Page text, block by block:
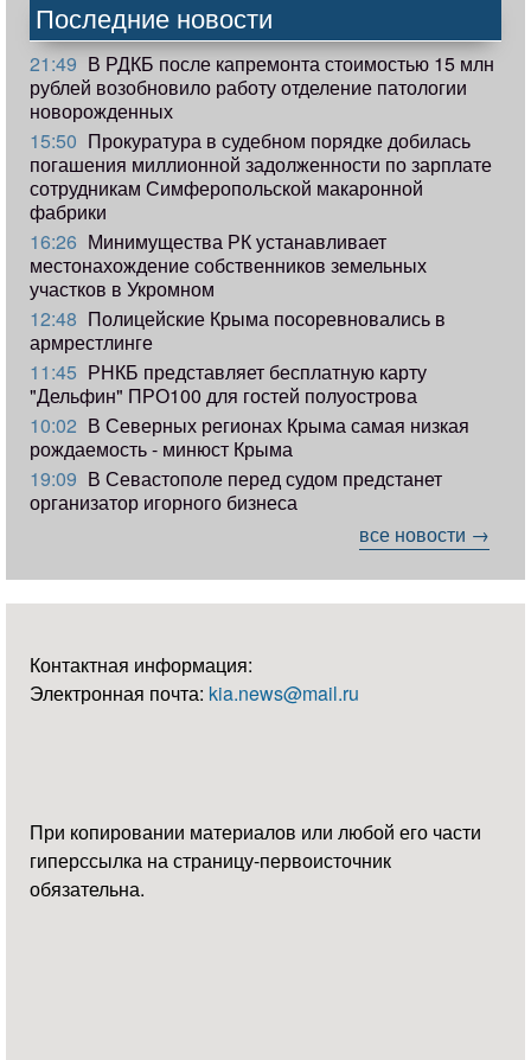
Последние новости
21:49 В РДКБ после капремонта стоимостью 15 млн
рублей возобновило работу отделение патологии
новорожденных
15:50 Прокуратура в судебном порядке добилась
погашения миллионной задолженности по зарплате
сотрудникам Симферопольской макаронной
фабрики
16:26 Минимущества РК устанавливает
местонахождение собственников земельных
участков в Укромном
12:48 Полицейские Крыма посоревновались в
армрестлинге
11:45 РНКБ представляет бесплатную карту
"Дельфин" ПРО100 для гостей полуострова
10:02 В Северных регионах Крыма самая низкая
рождаемость - минюст Крыма
19:09 В Севастополе перед судом предстанет
организатор игорного бизнеса
все новости →
Контактная информация:
Электронная почта: kia.news@mail.ru
При копировании материалов или любой его части
гиперссылка на страницу-первоисточник
обязательна.